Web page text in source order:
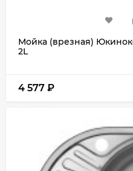
Мойка (врезная)
2L
4 577 ₽